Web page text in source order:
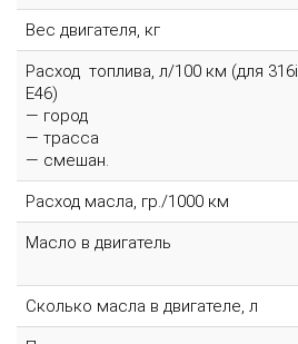
Вес двигателя, кг
Расход топлива, л/100 км (для 316i
E46)
— город
— трасса
— смешан.
Расход масла, гр./1000 км
Масло в двигатель
Сколько масла в двигателе, л